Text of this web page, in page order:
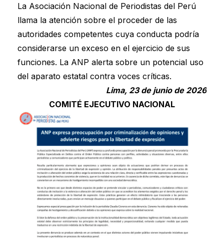
La Asociación Nacional de Periodistas del Perú
llama la atención sobre el proceder de las
autoridades competentes cuya conducta podría
considerarse un exceso en el ejercicio de sus
funciones. La ANP alerta sobre un potencial uso
del aparato estatal contra voces críticas.
Lima, 23 de junio de 2026
COMITÉ EJECUTIVO NACIONAL